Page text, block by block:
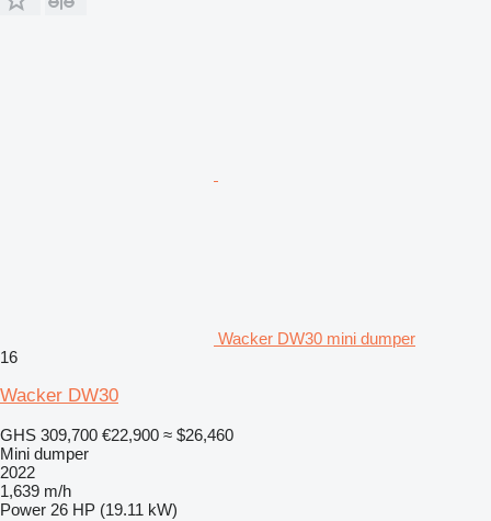
Wacker DW30 mini dumper
16
Wacker DW30
GHS 309,700 €22,900 ≈ $26,460
Mini dumper
2022
1,639 m/h
Power 26 HP (19.11 kW)